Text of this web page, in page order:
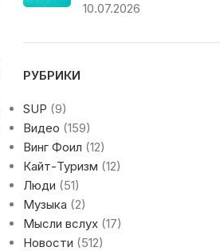
10.07.2026
РУБРИКИ
SUP (9)
Видео (159)
Винг Фоил (12)
Кайт-Туризм (12)
Люди (51)
Музыка (2)
Мысли вслух(17)
Новости (512)